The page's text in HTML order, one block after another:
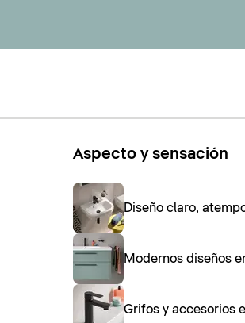
Aspecto y sensación
Diseño claro,
Modernos diseños
Grifos y accesorios